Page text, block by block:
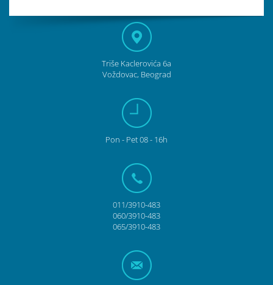
Triše Kaclerovića 6a
Voždovac, Beograd
Pon - Pet08 - 16h
011/3910-483
060/3910-483
065/3910-483